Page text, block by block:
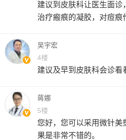
建议到皮肤科让医生面诊
治疗瘢痕的凝胶，对痘痕
吴宇宏
4楼
建议及早到皮肤科会诊看
蒋娜
5楼
您好，您可以采用微针美
果是非常不错的。